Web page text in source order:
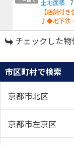
土地面積
【店舗付
♪◆地下鉄
チェックした物
市区町村で検索
京都市北区
京都市左京区